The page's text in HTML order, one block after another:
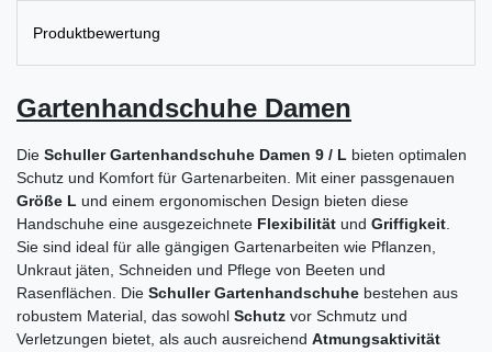
Produktbewertung
Gartenhandschuhe Damen
Die Schuller Gartenhandschuhe Damen 9 / L bieten optimalen
Schutz und Komfort für Gartenarbeiten. Mit einer passgenauen
Größe L und einem ergonomischen Design bieten diese
Handschuhe eine ausgezeichnete Flexibilität und Griffigkeit
Sie sind ideal für alle gängigen Gartenarbeiten wie Pflanzen,
Unkraut jäten, Schneiden und Pflege von Beeten und
Rasenflächen. Die Schuller Gartenhandschuhe bestehen aus
robustem Material, das sowohl Schutz vor Schmutz und
Verletzungen bietet, als auch ausreichend Atmungsaktivität